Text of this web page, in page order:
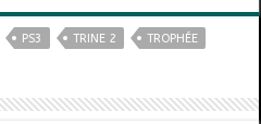
PS3 TRINE 2 TROPHÉE